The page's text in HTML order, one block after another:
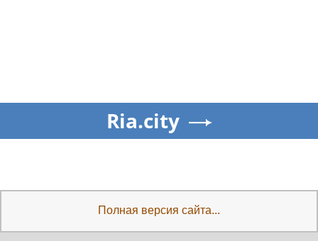
Ria.city
Полная версия сайта...